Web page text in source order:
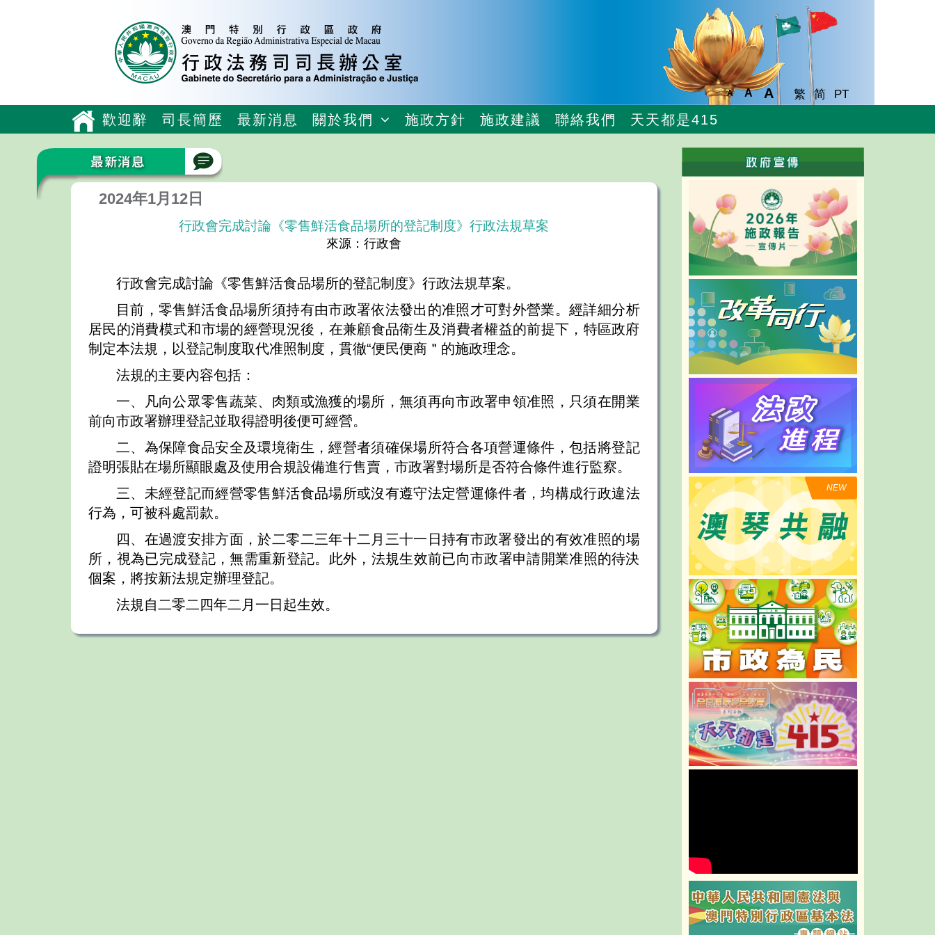
A A A 繁 简 PT
歡迎辭 司長簡歷 最新消息 關於我們 施政方針 施政建議 聯絡我們 天天都是415
2024年1月12日
行政會完成討論《零售鮮活食品場所的登記制度》行政法規草案
來源：行政會
行政會完成討論《零售鮮活食品場所的登記制度》行政法規草案。
目前，零售鮮活食品場所須持有由市政署依法發出的准照才可對外營業。經詳細分析
居民的消費模式和市場的經營現況後，在兼顧食品衛生及消費者權益的前提下，特區政府
制定本法規，以登記制度取代准照制度，貫徹“便民便商＂的施政理念。
法規的主要內容包括：
一、凡向公眾零售蔬菜、肉類或漁獲的場所，無須再向市政署申領准照，只須在開業
前向市政署辦理登記並取得證明後便可經營。
二、為保障食品安全及環境衛生，經營者須確保場所符合各項營運條件，包括將登記
證明張貼在場所顯眼處及使用合規設備進行售賣，市政署對場所是否符合條件進行監察。
三、未經登記而經營零售鮮活食品場所或沒有遵守法定營運條件者，均構成行政違法
行為，可被科處罰款。
四、在過渡安排方面，於二零二三年十二月三十一日持有市政署發出的有效准照的場
所，視為已完成登記，無需重新登記。此外，法規生效前已向市政署申請開業准照的待決
個案，將按新法規定辦理登記。
法規自二零二四年二月一日起生效。